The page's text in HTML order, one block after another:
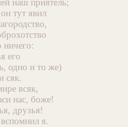
наш приятель;
тут явил
его
одно и то же)
сяк.
всяк,
нас, боже!
друзья!
я.